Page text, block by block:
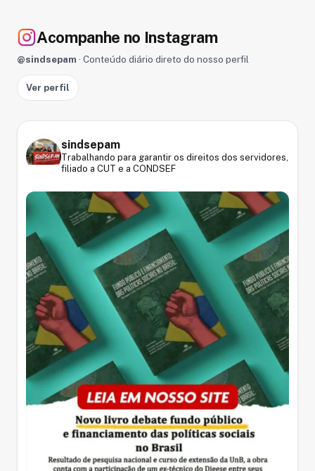
Acompanhe no Instagram
@sindsepam · Conteúdo diário direto do nosso perfil
Ver perfil
sindsepam
Trabalhando para garantir os direitos dos servidores,
filiado a CUT e a CONDSEF